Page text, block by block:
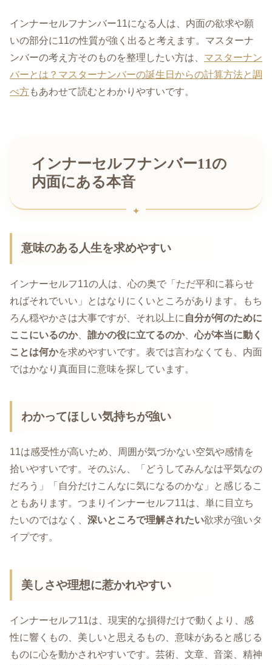
インナーセルフナンバー11になる人は、内面の欲求や願
いの部分に11の性質が強く出ると考えます。マスターナ
ンバーの考え方そのものを整理したい方は、 マスターナン
バーとは？マスターナンバーの誕生日からの計算方法と調
べ方もあわせて読むとわかりやすいです。
インナーセルフナンバー11の
内面にある本音
意味のある人生を求めやすい
インナーセルフ11の人は、心の奥で「ただ平和に暮らせ
ればそれでいい」とはなりにくいところがあります。もち
ろん穏やかさは大事ですが、それ以上に 自分が何のために
ここにいるのか、 誰かの役に立てるのか、心が本当に動く
ことは何かを求めやすいです。表では言わなくても、内面
ではかなり真面目に意味を探しています。
わかってほしい気持ちが強い
11は感受性が高いため、周囲が気づかない空気や感情を
拾いやすいです。そのぶん、「どうしてみんなは平気なの
だろう」「自分だけこんなに気になるのかな」と感じるこ
ともあります。つまりインナーセルフ11は、単に目立ち
たいのではなく、 深いところで理解されたい欲求が強いタ
イプです。
美しさや理想に惹かれやすい
インナーセルフ11は、現実的な損得だけで動くより、感
性に響くもの、美しいと思えるもの、意味があると感じる
ものに心を動かされやすいです。芸術、文章、音楽、精神